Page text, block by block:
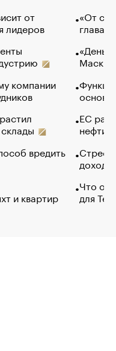
от
лидеров
компании
вредить
и квартир
«От
глава
Маск в
основ
ЕС
нефти
Что
для